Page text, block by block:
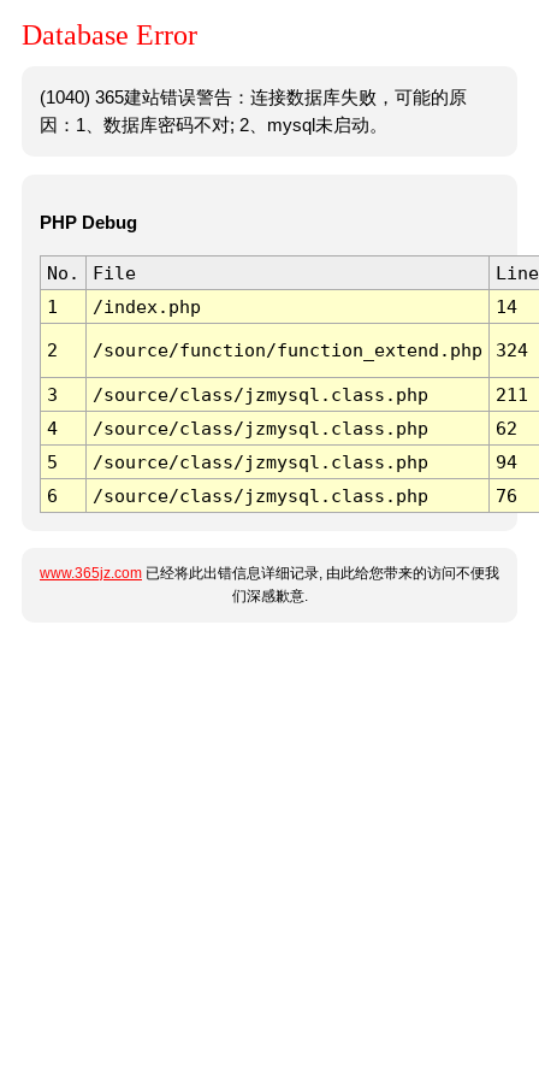
Database Error
(1040) 365建站错误警告：连接数据库失败，可能的原
因：1、数据库密码不对; 2、mysql未启动。
PHP Debug
No. File
Line
1
/index.php 14
2 /source/function/function_extend.php 324
3 /source/class/jzmysql.class.php
211
4
/source/class/jzmysql.class.php
62
5
/source/class/jzmysql.class.php
94
6
/source/class/jzmysql.class.php 76
www.365jz.com 已经将此出错信息详细记录, 由此给您带来的访问不便我
们深感歉意.